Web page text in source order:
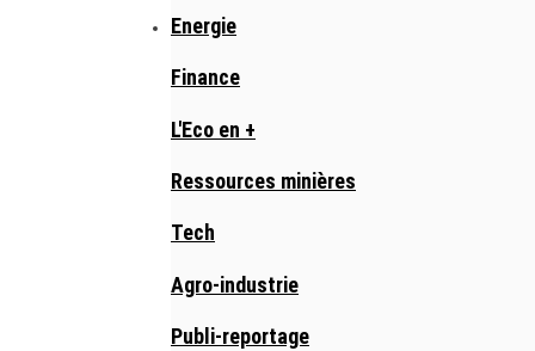
Energie
Finance
L'Eco en +
Ressources minières
Tech
Agro-industrie
Publi-reportage